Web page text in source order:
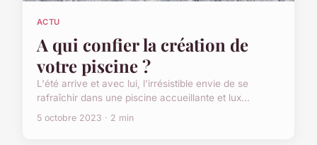
ACTU
A qui confier la création de
votre piscine ?
L'été arrive et avec lui, l'irrésistible envie de se
rafraîchir dans une piscine accueillante et lux...
5 octobre 2023 · 2 min